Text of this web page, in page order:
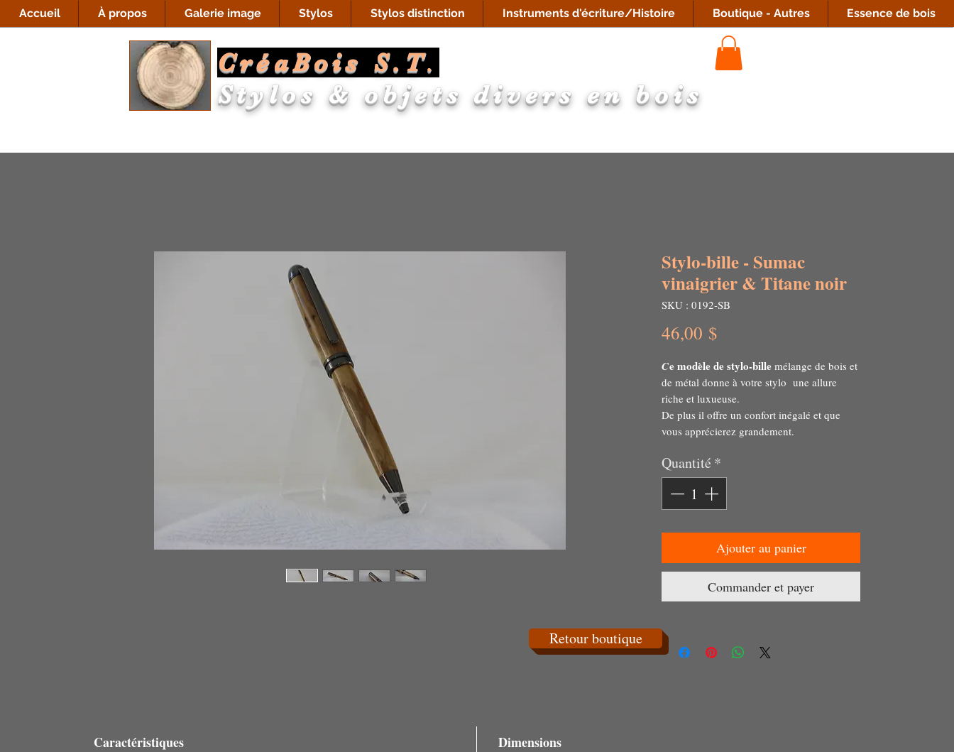
Accueil À propos Galerie image Stylos Stylos distinction Instruments d'écriture/Histoire Boutique - Autres Essence de bois
CréaBois S.T.
Stylos & objets divers en bois
Stylo-bille - Sumac
vinaigrier & Titane noir
SKU : 0192-SB
46,00 $
Ce modèle de stylo-bille mélange de bois et
de métal donne à votre stylo une allure
riche et luxueuse.
De plus il offre un confort inégalé et que
vous apprécierez grandement.
d'une grande beauté et durabilité.
Quantité *
Ajouter au panier
Commander et payer
Caractéristiques Dimensions
Retour boutique